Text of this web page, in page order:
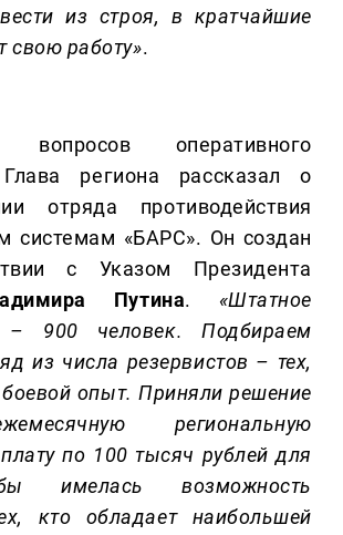
из строя, в кратчайшие
свою работу».
вопросов оперативного
Глава региона рассказал о
отряда противодействия
системам «БАРС». Он создан
с Указом Президента
Путина. «Штатное
– 900 человек. Подбираем
из числа резервистов – тех,
боевой опыт. Приняли решение
региональную
по 100 тысяч рублей для
имелась возможность
кто обладает наибольшей